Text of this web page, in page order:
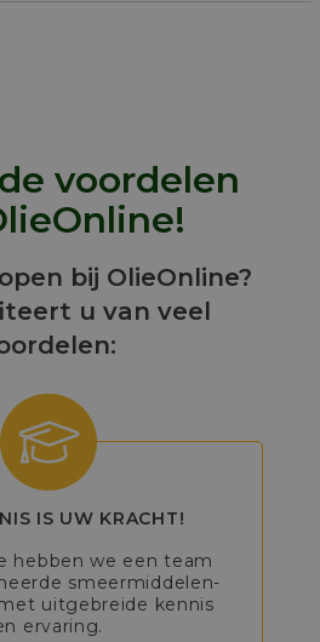
voordelen
bij OlieOnline?
u van veel
IS UW KRACHT!
hebben we een team
smeermiddelen-
uitgebreide kennis
ervaring.